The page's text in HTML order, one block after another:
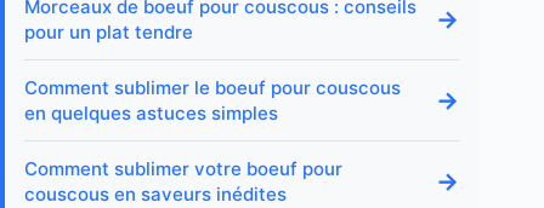
Morceaux de boeuf pour couscous : conseils
pour un plat tendre
→
Comment sublimer le boeuf pour couscous
en quelques astuces simples
→
Comment sublimer votre boeuf pour
couscous en saveurs inédites
→